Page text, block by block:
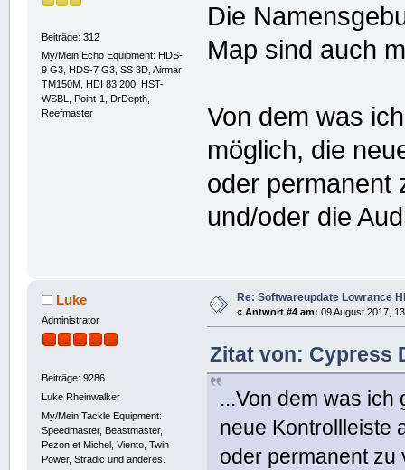
Beiträge: 312
My/Mein Echo Equipment: HDS-
9 G3, HDS-7 G3, SS 3D, Airmar
TM150M, HDI 83 200, HST-
WSBL, Point-1, DrDepth,
Reefmaster
Die
Map sind auch
Von dem was
möglich, die
oder permanent
und/oder die
Luke
Administrator
Beiträge: 9286
Luke Rheinwalker
My/Mein Tackle Equipment:
Speedmaster, Beastmaster,
Pezon et Michel, Viento, Twin
Power, Stradic und anderes.
Re: Softwareupdate Lowrance
« Antwort #4 am: 09 August 2017,
Zitat von: Cypress
...Von dem was ich
neue Kontrollleiste
oder permanent zu